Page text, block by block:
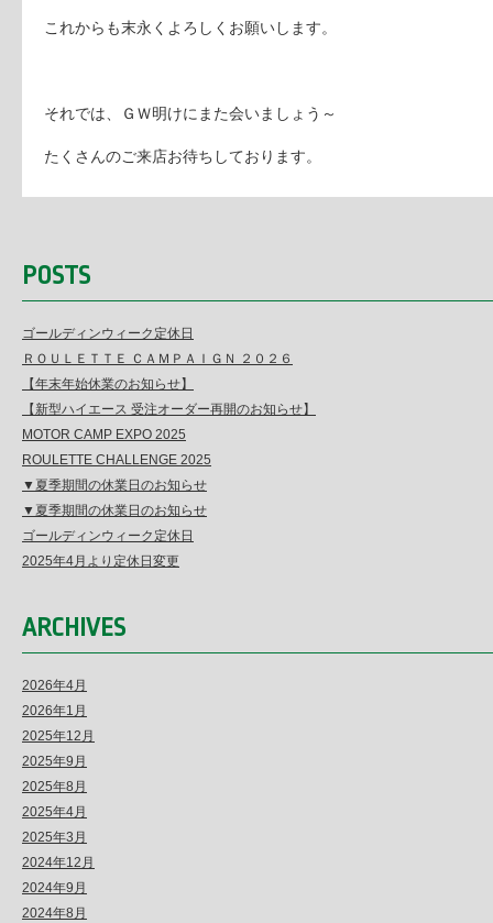
これからも末永くよろしくお願いします。
それでは、ＧＷ明けにまた会いましょう～
たくさんのご来店お待ちしております。
POSTS
ゴールディンウィーク定休日
ＲＯＵＬＥＴＴＥ ＣＡＭＰＡＩＧＮ ２０２６
【年末年始休業のお知らせ】
【新型ハイエース 受注オーダー再開のお知らせ】
MOTOR CAMP EXPO 2025
ROULETTE CHALLENGE 2025
▼夏季期間の休業日のお知らせ
▼夏季期間の休業日のお知らせ
ゴールディンウィーク定休日
2025年4月より定休日変更
ARCHIVES
2026年4月
2026年1月
2025年12月
2025年9月
2025年8月
2025年4月
2025年3月
2024年12月
2024年9月
2024年8月